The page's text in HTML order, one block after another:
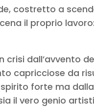
costretto a
il proprio
crisi dall’avvento
capricciose da
forte ma
il vero genio